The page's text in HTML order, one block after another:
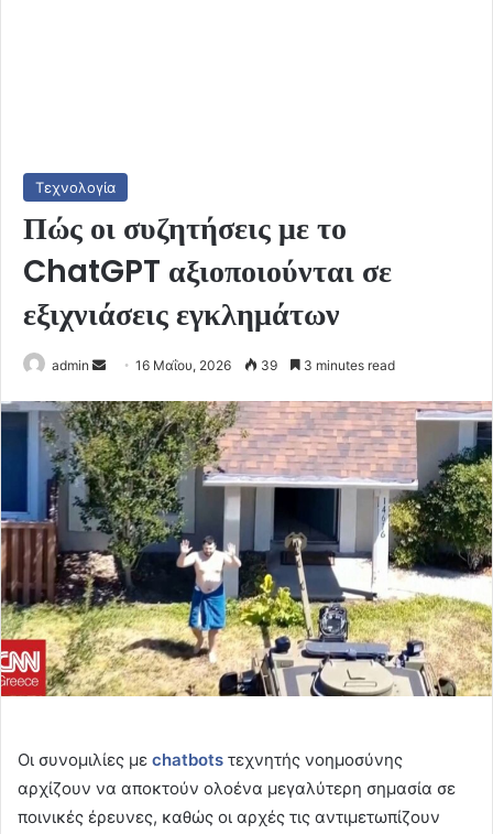
Τεχνολογία
Πώς οι συζητήσεις με το
ChatGPT αξιοποιούνται σε
εξιχνιάσεις εγκλημάτων
admin
Send
email
16 Μαΐου, 2026 39 3 minutes read
Οι συνομιλίες με chatbots τεχνητής νοημοσύνης
αρχίζουν να αποκτούν ολοένα μεγαλύτερη σημασία σε
ποινικές έρευνες, καθώς οι αρχές τις αντιμετωπίζουν